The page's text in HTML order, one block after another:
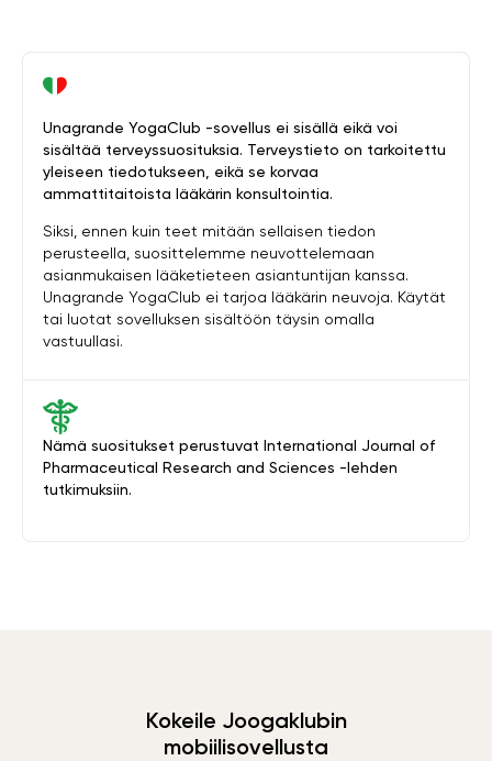
Nämä suositukset perustuvat International Journal of
Pharmaceutical Research and Sciences -lehden
tutkimuksiin.
Unagrande YogaClub -sovellus ei sisällä eikä voi
sisältää terveyssuosituksia. Terveystieto on tarkoitettu
yleiseen tiedotukseen, eikä se korvaa
ammattitaitoista lääkärin konsultointia.
Siksi, ennen kuin teet mitään sellaisen tiedon
perusteella, suosittelemme neuvottelemaan
asianmukaisen lääketieteen asiantuntijan kanssa.
Unagrande YogaClub ei tarjoa lääkärin neuvoja. Käytät
tai luotat sovelluksen sisältöön täysin omalla
vastuullasi.
Kokeile Joogaklubin
mobiilisovellusta